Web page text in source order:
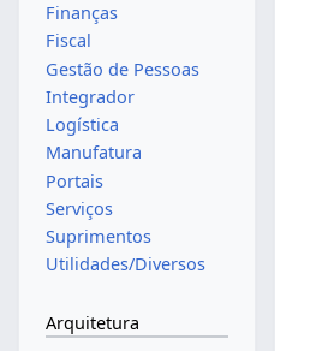
Finanças
Fiscal
Gestão de Pessoas
Integrador
Logística
Manufatura
Portais
Serviços
Suprimentos
Utilidades/Diversos
Arquitetura